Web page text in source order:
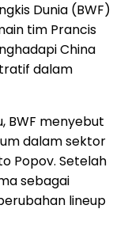
Dunia (BWF)
tim Prancis
China
dalam
BWF menyebut
dalam sektor
Popov. Setelah
sebagai
lineup